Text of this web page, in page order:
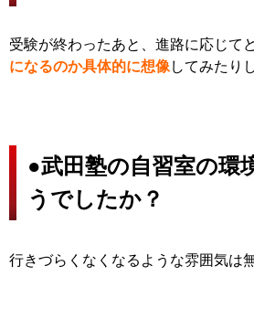
受験が終わったあと、進路に応じて
になるのか具体的に想像 してみたり
●武田塾の自習室の環
うでしたか？
行きづらくなくなるような雰囲気は